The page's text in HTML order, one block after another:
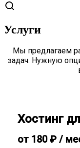
Услуги
Мы предлагаем
задач. Нужную
Хостинг
от 180₽ /